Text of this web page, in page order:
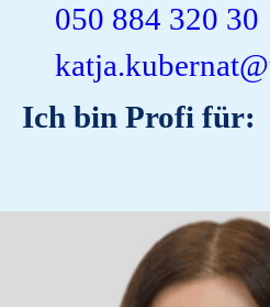
050 884 320 30
Ich bin Profi für: